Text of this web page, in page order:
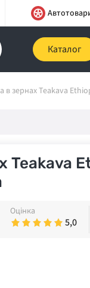
Каталог
в зернах Teakava
Teakava
Оцінка
5,0